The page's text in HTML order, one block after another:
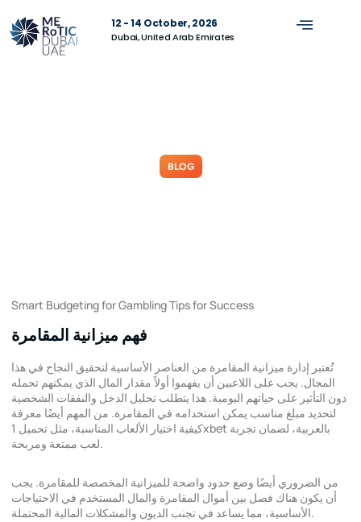
12 - 14 October, 2026
Dubai, United Arab Emirates
BLOG
Smart Budgeting for Gambling Tips for Success
فهم ميزانية المقامرة
تُعتبر إدارة ميزانية المقامرة من العناصر الأساسية لتحقيق النجاح في هذا
المجال. يجب على اللاعبين أن يفهموا أولاً مقدار المال الذي يمكنهم تحمله
دون التأثير على حياتهم اليومية. هذا يتطلب تحليل الدخل والنفقات الشخصية
لتحديد مبلغ مناسب يمكن استخدامه في المقامرة. من المهم أيضًا معرفة
كيفية اختيار الألعاب المناسبة، مثل
تحميل 1xbet بالعربية، لضمان تجربة
لعب ممتعة ومربحة.
من الضروري أيضًا وضع حدود واضحة للميزانية المخصصة للمقامرة. يجب
أن يكون هناك فصل بين أموال المقامرة والمال المستخدم في الاحتياجات
الأساسية، مما يساعد في تجنب الديون والمشكلات المالية المحتملة.